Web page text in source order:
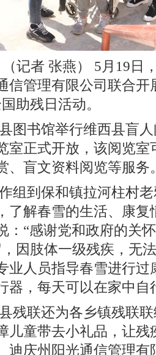
记者 张燕）
5月19日
信管理有限公司联合开
助残日活动。
图书馆举行维西县盲
室正式开放，该阅览室
、盲文资料阅览等服务
组到保和镇拉河柱村
了解春雪的生活、康
：“感谢党和政府的关
因肢体一级残疾，无
业人员指导春雪进行
器，每天可以在家中自
残联还为各乡镇残联
儿童带去小礼品，让
迪庆州阳光通信管理